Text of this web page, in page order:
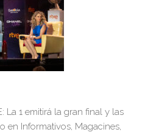
La 1 emitirá la gran final y las
en Informativos, Magacines,